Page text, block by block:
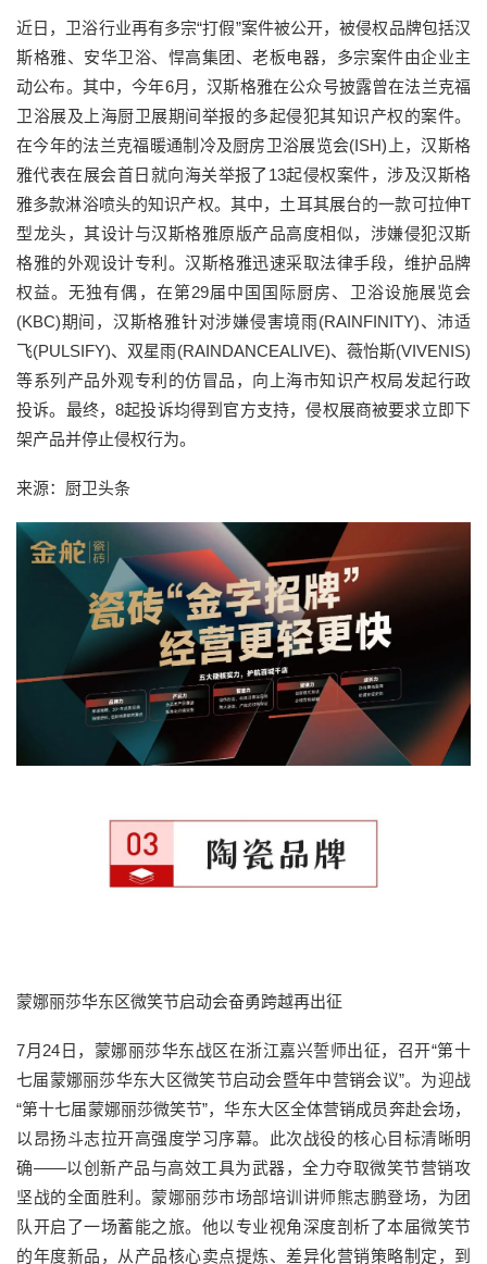
近日，卫浴行业再有多宗“打假”案件被公开，被侵权品牌包括汉
斯格雅、安华卫浴、悍高集团、老板电器，多宗案件由企业主
动公布。其中，今年6月，汉斯格雅在公众号披露曾在法兰克福
卫浴展及上海厨卫展期间举报的多起侵犯其知识产权的案件。
在今年的法兰克福暖通制冷及厨房卫浴展览会(ISH)上，汉斯格
雅代表在展会首日就向海关举报了13起侵权案件，涉及汉斯格
雅多款淋浴喷头的知识产权。其中，土耳其展台的一款可拉伸T
型龙头，其设计与汉斯格雅原版产品高度相似，涉嫌侵犯汉斯
格雅的外观设计专利。汉斯格雅迅速采取法律手段，维护品牌
权益。无独有偶，在第29届中国国际厨房、卫浴设施展览会
(KBC)期间，汉斯格雅针对涉嫌侵害境雨(RAINFINITY)、沛适
飞(PULSIFY)、双星雨(RAINDANCEALIVE)、薇怡斯(VIVENIS)
等系列产品外观专利的仿冒品，向上海市知识产权局发起行政
投诉。最终，8起投诉均得到官方支持，侵权展商被要求立即下
架产品并停止侵权行为。
来源：厨卫头条
蒙娜丽莎华东区微笑节启动会奋勇跨越再出征
7月24日，蒙娜丽莎华东战区在浙江嘉兴誓师出征，召开“第十
七届蒙娜丽莎华东大区微笑节启动会暨年中营销会议”。为迎战
“第十七届蒙娜丽莎微笑节”，华东大区全体营销成员奔赴会场，
以昂扬斗志拉开高强度学习序幕。此次战役的核心目标清晰明
确——以创新产品与高效工具为武器，全力夺取微笑节营销攻
坚战的全面胜利。蒙娜丽莎市场部培训讲师熊志鹏登场，为团
队开启了一场蓄能之旅。他以专业视角深度剖析了本届微笑节
的年度新品，从产品核心卖点提炼、差异化营销策略制定，到